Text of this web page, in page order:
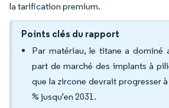
la tarification premium.
Points clés du rapport
Par matériau, le titane a dominé
part de marché des implants à
que la zircone devrait progresser
% jusqu'en 2031.